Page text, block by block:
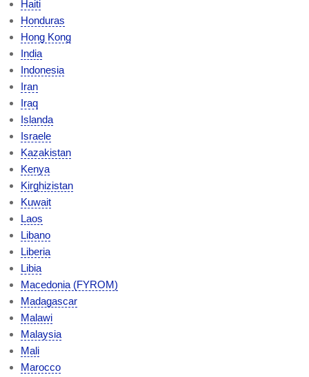
Haiti
Honduras
Hong Kong
India
Indonesia
Iran
Iraq
Islanda
Israele
Kazakistan
Kenya
Kirghizistan
Kuwait
Laos
Libano
Liberia
Libia
Macedonia (FYROM)
Madagascar
Malawi
Malaysia
Mali
Marocco